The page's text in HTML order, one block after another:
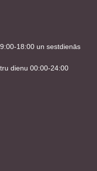
18:00 un sestdienās
dienu 00:00-24:00